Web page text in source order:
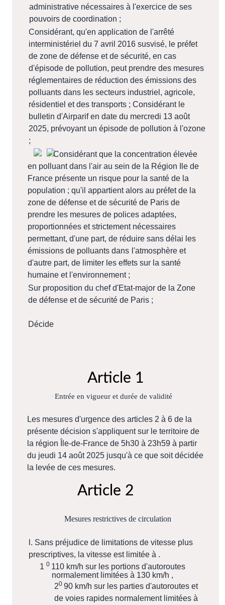
administrative nécessaires à l'exercice de ses
pouvoirs de coordination ;
Considérant, qu'en application de l'arrêté
interministériel du 7 avril 2016 susvisé, le préfet
de zone de défense et de sécurité, en cas
d'épisode de pollution, peut prendre des mesures
réglementaires de réduction des émissions des
polluants dans les secteurs industriel, agricole,
résidentiel et des transports ; Considérant le
bulletin d'Airparif en date du mercredi 13 août
2025, prévoyant un épisode de pollution à l'ozone
;
Considérant que la concentration élevée
en polluant dans l'air au sein de la Région Ile de
France présente un risque pour la santé de la
population ; qu'il appartient alors au préfet de la
zone dedéfense et de sécurité de Paris de
prendre les mesures de polices adaptées,
proportionnées et strictement nécessaires
permettant, d'une part, de réduire sans délai les
émissions de polluants dans l'atmosphère et
d'autre part, de limiter les effets sur la santé
humaine et l'environnement ;
Sur proposition du chef d'Etat-major de la Zone
de défense et de sécurité de Paris ;
Décide
Article 1
Entrée en vigueur et durée de validité
Les mesures d'urgence des articles 2 à 6 de la
présente décision s'appliquent sur le territoire de
la région Île-de-France de 5h30 à 23h59 à partir
du jeudi 14 août 2025 jusqu'à ce que soit décidée
la levée de ces mesures.
Article 2
Mesures restrictives de circulation
l. Sans préjudice de limitations de vitesse plus
prescriptives, la vitesse est limitée à .
1 0 110 km/h sur les portions d'autoroutes
normalement limitées à 130 km/h ,
20 90 km/h sur les parties d'autoroutes et
de voies rapides normalement limitées à